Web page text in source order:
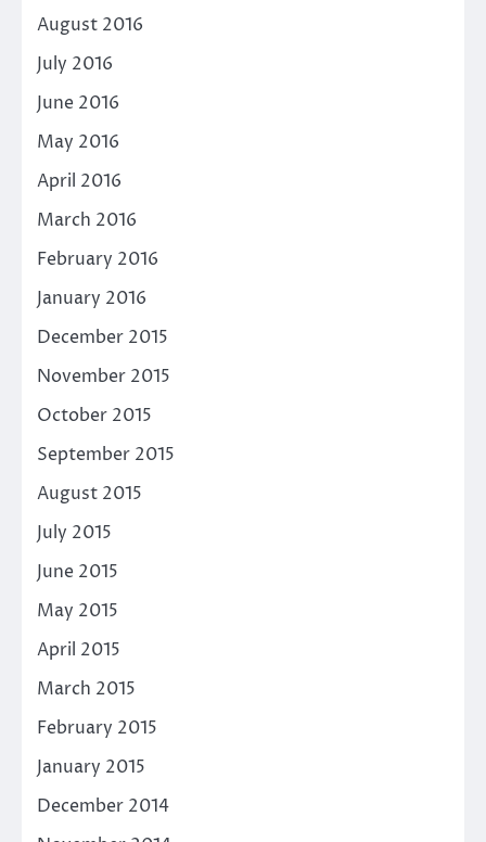
August 2016
July 2016
June 2016
May 2016
April 2016
March 2016
February 2016
January 2016
December 2015
November 2015
October 2015
September 2015
August 2015
July 2015
June 2015
May 2015
April 2015
March 2015
February 2015
January 2015
December 2014